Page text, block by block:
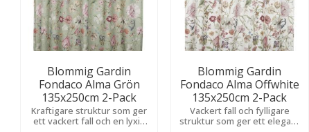
Blommig Gardin
Fondaco Alma Grön
135x250cm 2-Pack
Kraftigare struktur som ger
ett vackert fall och en lyxig
Blommig Gardin
Fondaco Alma Offwhite
135x250cm 2-Pack
Vackert fall och fylligare
struktur som ger ett elegant